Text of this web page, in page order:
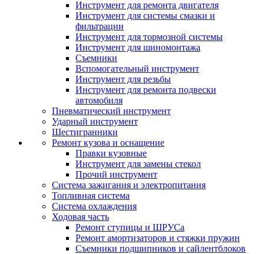
Инструмент для ремонта двигателя
Инструмент для системы смазки и
фильтрации
Инструмент для тормозной системы
Инструмент для шиномонтажа
Съемники
Вспомогательный инструмент
Инструмент для резьбы
Инструмент для ремонта подвески
автомобиля
Пневматический инструмент
Ударный инструмент
Шестигранники
Ремонт кузова и оснащение
Правки кузовные
Инструмент для замены стекол
Прочий инструмент
Система зажигания и электропитания
Топливная система
Система охлаждения
Ходовая часть
Ремонт ступицы и ШРУСа
Ремонт амортизаторов и стяжки пружин
Съемники подшипников и сайлентблоков